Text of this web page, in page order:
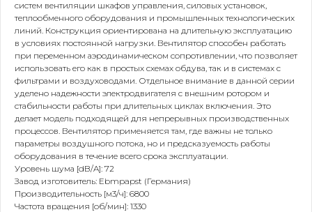
систем вентиляции шкафов управления, силовых установок,
теплообменного оборудования и промышленных технологических
линий. Конструкция ориентирована на длительную эксплуатацию
в условиях постоянной нагрузки. Вентилятор способен работать
при переменном аэродинамическом сопротивлении, что позволяет
использовать его как в простых схемах обдува, так и в системах с
фильтрами и воздуховодами. Отдельное внимание в данной серии
уделено надежности электродвигателя с внешним ротором и
стабильности работы при длительных циклах включения. Это
делает модель подходящей для непрерывных производственных
процессов. Вентилятор применяется там, где важны не только
параметры воздушного потока, но и предсказуемость работы
оборудования в течение всего срока эксплуатации.
Уровень шума [dB/A]: 72
Завод изготовитель: Ebmpapst (Германия)
Производительность [м3/ч]: 6800
Частота вращения [об/мин]: 1330